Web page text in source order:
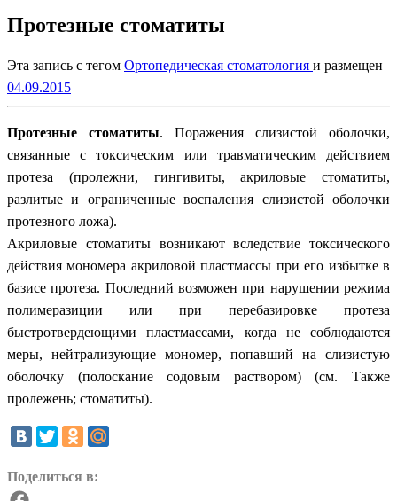
Протезные стоматиты
Эта запись с тегом Ортопедическая стоматология и размещен
04.09.2015
Протезные стоматиты. Поражения слизистой оболочки,
связанные с токсическим или травматическим действием
протеза (пролежни, гингивиты, акриловые стоматиты,
разлитые и ограниченные воспаления слизистой оболочки
протезного ложа).
Акриловые стоматиты возникают вследствие токсического
действия мономера акриловой пластмассы при его избытке в
базисе протеза. Последний возможен при нарушении режима
полимеразиции или при перебазировке протеза
быстротвердеющими пластмассами, когда не соблюдаются
меры, нейтрализующие мономер, попавший на слизистую
оболочку (полоскание содовым раствором) (см. Также
пролежень; стоматиты).
Поделиться в: